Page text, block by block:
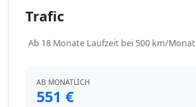
Trafic
Ab 18 Monate Laufzeit bei 500 km/Monat
AB MONATLICH
551 €